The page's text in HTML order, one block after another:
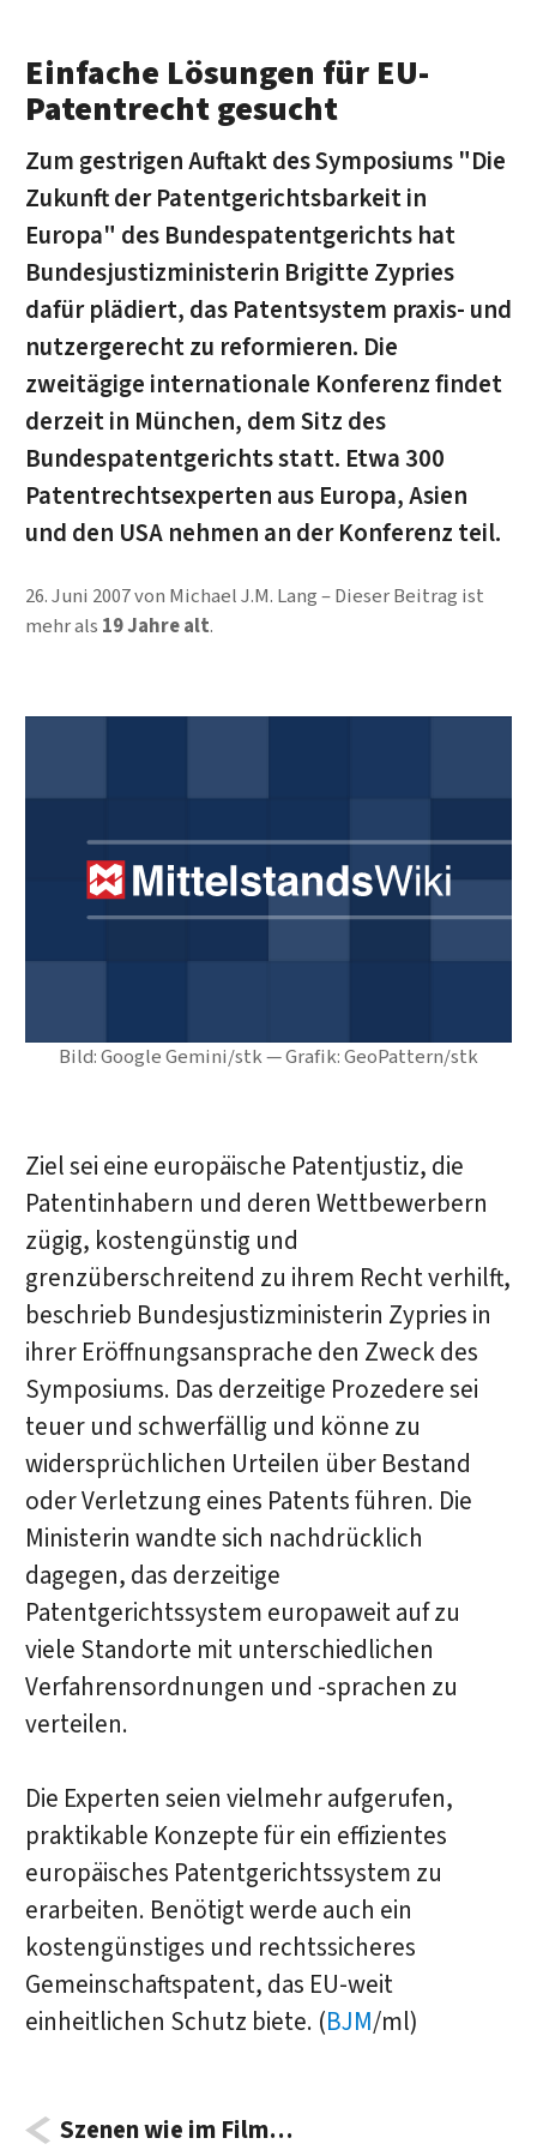
Bild: Google Gemini/stk — Grafik: GeoPattern/stk
Einfache Lösungen für EU-
Patentrecht gesucht
Zum gestrigen Auftakt des Symposiums "Die
Zukunft der Patentgerichtsbarkeit in
Europa" des Bundespatentgerichts hat
Bundesjustizministerin Brigitte Zypries
dafür plädiert, das Patentsystem praxis- und
nutzergerecht zu reformieren. Die
zweitägige internationale Konferenz findet
derzeit in München, dem Sitz des
Bundespatentgerichts statt. Etwa 300
Patentrechtsexperten aus Europa, Asien
und den USA nehmen an der Konferenz teil.
26. Juni 2007von Michael J.M. Lang
Dieser Beitrag ist
mehr als 19 Jahre alt.
Ziel sei eine europäische Patentjustiz, die
Patentinhabern und deren Wettbewerbern
zügig, kostengünstig und
grenzüberschreitend zu ihrem Recht verhilft,
beschrieb Bundesjustizministerin Zypries in
ihrer Eröffnungsansprache den Zweck des
Symposiums. Das derzeitige Prozedere sei
teuer und schwerfällig und könne zu
widersprüchlichen Urteilen über Bestand
oder Verletzung eines Patents führen. Die
Ministerin wandte sich nachdrücklich
dagegen, das derzeitige
Patentgerichtssystem europaweit auf zu
viele Standorte mit unterschiedlichen
Verfahrensordnungen und -sprachen zu
verteilen.
Die Experten seien vielmehr aufgerufen,
praktikable Konzepte für ein effizientes
europäisches Patentgerichtssystem zu
erarbeiten. Benötigt werde auch ein
kostengünstiges und rechtssicheres
Gemeinschaftspatent, das EU-weit
einheitlichen Schutz biete. (BJM/ml)
Szenen wie im Film…